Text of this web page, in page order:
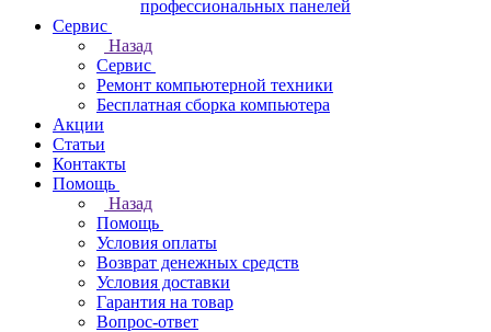
профессиональных панелей
Сервис
Назад
Сервис
Ремонт компьютерной техники
Бесплатная сборка компьютера
Акции
Статьи
Контакты
Помощь
Назад
Помощь
Условия оплаты
Возврат денежных средств
Условия доставки
Гарантия на товар
Вопрос-ответ